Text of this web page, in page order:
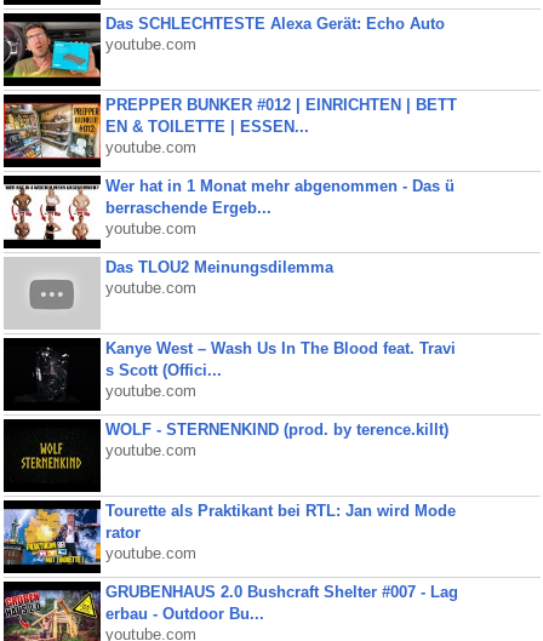
Das SCHLECHTESTE Alexa Gerät: Echo Auto
youtube.com
PREPPER BUNKER #012 | EINRICHTEN | BETT
EN & TOILETTE | ESSEN...
youtube.com
Wer hat in 1 Monat mehr abgenommen - Das ü
berraschende Ergeb...
youtube.com
Das TLOU2 Meinungsdilemma
youtube.com
Kanye West – Wash Us In The Blood feat. Travi
s Scott (Offici...
youtube.com
WOLF - STERNENKIND (prod. by terence.killt)
youtube.com
Tourette als Praktikant bei RTL: Jan wird Mode
rator
youtube.com
GRUBENHAUS 2.0 Bushcraft Shelter #007 - Lag
erbau - Outdoor Bu...
youtube.com